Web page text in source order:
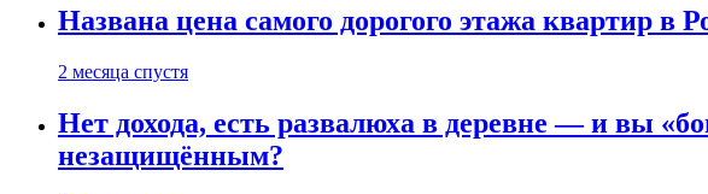
Названа цена самого дорогого этажа квартир в
2 месяца спустя
Нет дохода, есть развалюха в деревне — и вы
незащищённым?